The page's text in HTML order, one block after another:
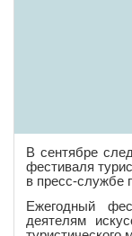
В сентябре
фестиваля
в пресс-службе
Ежегодный
деятелям